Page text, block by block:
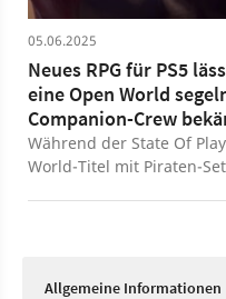
05.06.2025
Neues RPG für PS5
eine Open World
Companion-Crew
Während der State Of
World-Titel mit Piraten-
Allgemeine Informationen